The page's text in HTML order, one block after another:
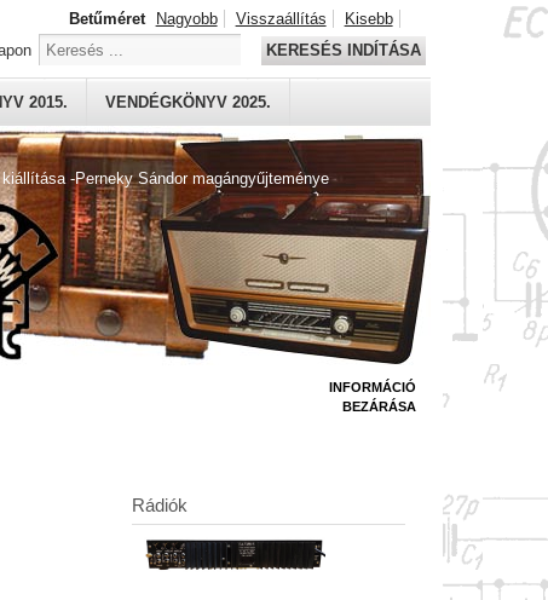
-Perneky Sándor magángyűjteménye
2015. VENDÉGKÖNYV 2025.
Betűméret Nagyobb Visszaállítás
Kisebb
KERESÉS INDÍTÁSA
INFORMÁCIÓ
BEZÁRÁSA
Rádiók